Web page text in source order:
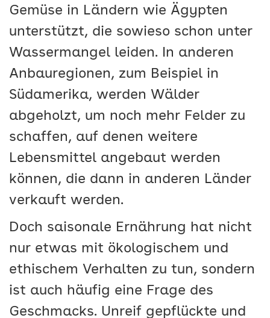
Gemüse in Ländern wie Ägypten
unterstützt, die sowieso schon unter
Wassermangel leiden. In anderen
Anbauregionen, zum Beispiel in
Südamerika, werden Wälder
abgeholzt, um noch mehr Felder zu
schaffen, auf denen weitere
Lebensmittel angebaut werden
können, die dann in anderen Länder
verkauft werden.
Doch saisonale Ernährung hat nicht
nur etwas mit ökologischem und
ethischem Verhalten zu tun, sondern
ist auch häufig eine Frage des
Geschmacks. Unreif gepflückte und